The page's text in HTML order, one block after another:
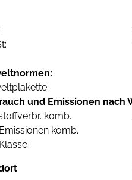
und Emissionen nach
komb.
komb.